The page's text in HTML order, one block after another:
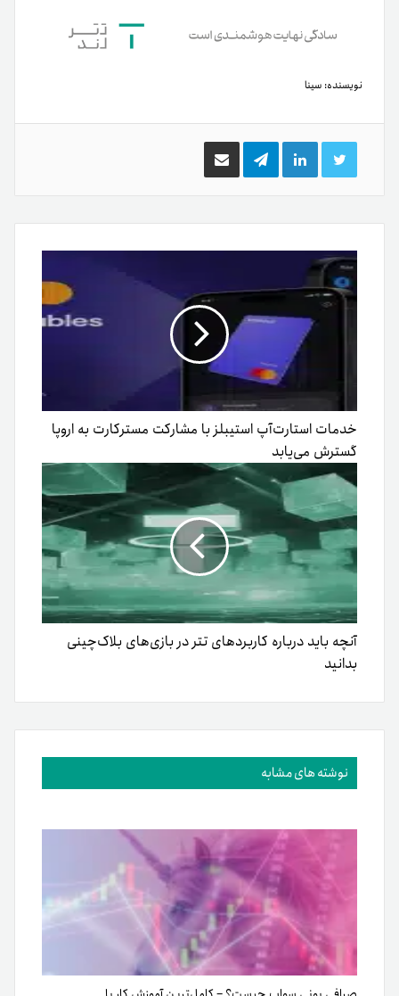
نویسنده: سینا
توییتر لینکدینتلگرام اشتراک
گذاری
ایمیل
خدمات استارت‌آپ استیبلز با مشارکت مسترکارت به اروپا
گسترش می‌یابد
آنچه باید درباره کاربردهای تتر در بازی‌های بلاک‌چینی
بدانید
نوشته های مشابه